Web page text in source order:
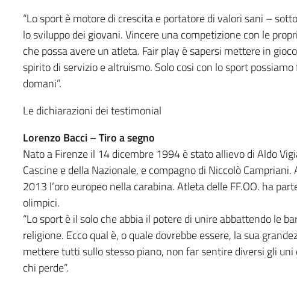
“Lo sport è motore di crescita e portatore di valori sani –
lo sviluppo dei giovani. Vincere una competizione con le
che possa avere un atleta. Fair play è sapersi mettere in
spirito di servizio e altruismo. Solo cosi con lo sport
domani”.
Le dichiarazioni dei testimonial
Lorenzo Bacci – Tiro a segno
Nato a Firenze il 14 dicembre 1994 è stato allievo di Aldo
Cascine e della Nazionale, e compagno di Niccolò
2013 l’oro europeo nella carabina. Atleta delle FF.OO. ha
olimpici.
“Lo sport è il solo che abbia il potere di unire abbattendo le
religione. Ecco qual è, o quale dovrebbe essere, la sua
mettere tutti sullo stesso piano, non far sentire diversi gli
chi perde”.